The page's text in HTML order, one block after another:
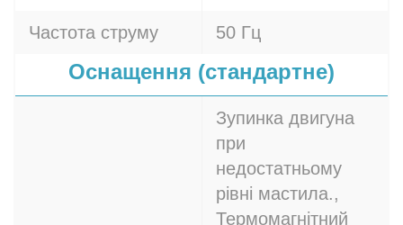
Частота струму 50 Гц
Оснащення (стандартне)
Зупинка двигуна
при
недостатньому
рівні мастила.,
Термомагнітний